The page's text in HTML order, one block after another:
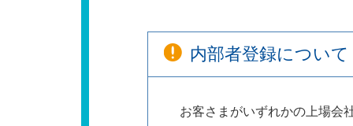
内部者登録について
お客さまがいずれかの上場会